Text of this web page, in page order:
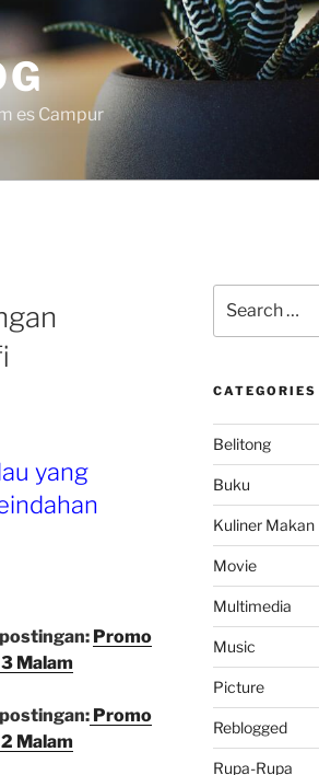
es Campur
yang
Promo
Malam
Promo
Malam
for:
CATEGORIES
Belitong
Buku
Kuliner Makan
Movie
Multimedia
Music
Picture
Reblogged
Rupa-Rupa